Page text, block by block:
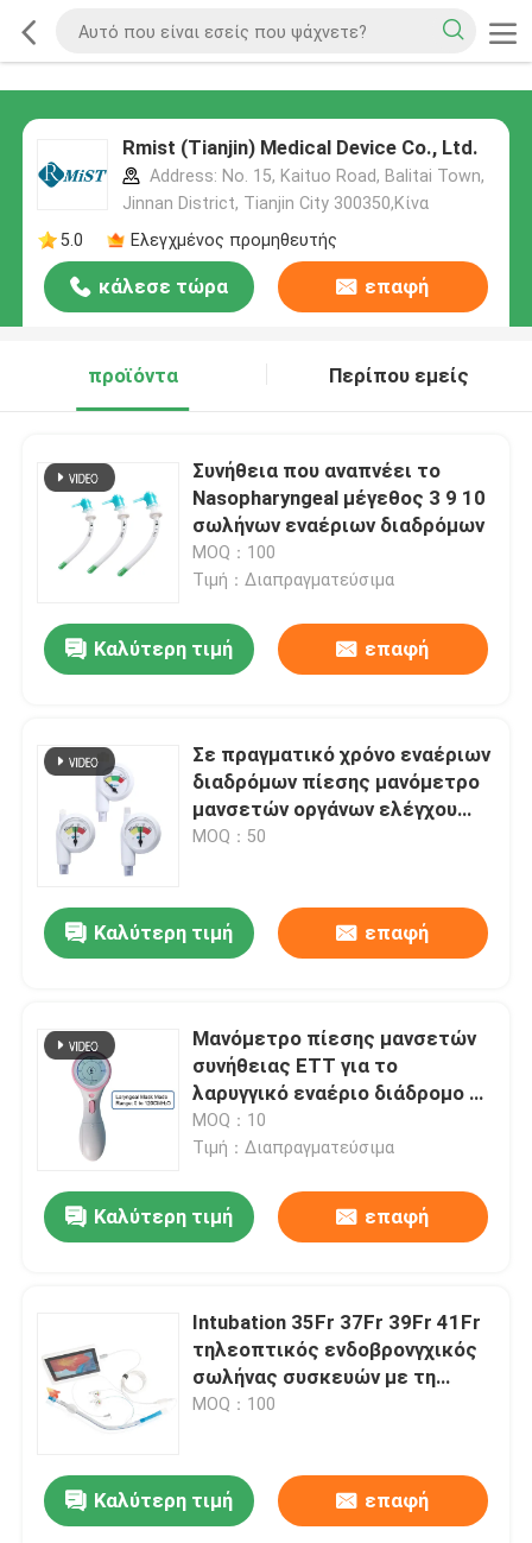
Rmist (Tianjin) Medical Device Co., Ltd.
Address: No. 15, Kaituo Road, Balitai Town,
Jinnan District, Tianjin City 300350,Κίνα
5.0
Ελεγχμένος προμηθευτής
κάλεσε τώρα επαφή
προϊόντα Περίπου εμείς
Συνήθεια που αναπνέει το
Nasopharyngeal μέγεθος 3 9 10
σωλήνων εναέριων διαδρόμων
MOQ：100
Τιμή：Διαπραγματεύσιμα
Καλύτερη τιμή επαφή
Σε πραγματικό χρόνο εναέριων
διαδρόμων πίεσης μανόμετρο
μανσετών οργάνων ελέγχου
μίας χρήσης
MOQ：50
Καλύτερη τιμή επαφή
Μανόμετρο πίεσης μανσετών
συνήθειας ETT για το
λαρυγγικό εναέριο διάδρομο 0-
120cmH2O μασκών
MOQ：10
Τιμή：Διαπραγματεύσιμα
Καλύτερη τιμή επαφή
Intubation 35Fr 37Fr 39Fr 41Fr
τηλεοπτικός ενδοβρονγχικός
σωλήνας συσκευών με τη
κάμερα
MOQ：100
Καλύτερη τιμή επαφή